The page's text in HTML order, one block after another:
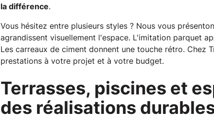
la différence.
Vous hésitez entre plusieurs styles ? Nous vous
agrandissent visuellement l'espace. L'imitation parquet
Les carreaux de ciment donnent une touche rétro. Chez
prestations à votre projet et à votre budget.
Terrasses, piscines et
des réalisations